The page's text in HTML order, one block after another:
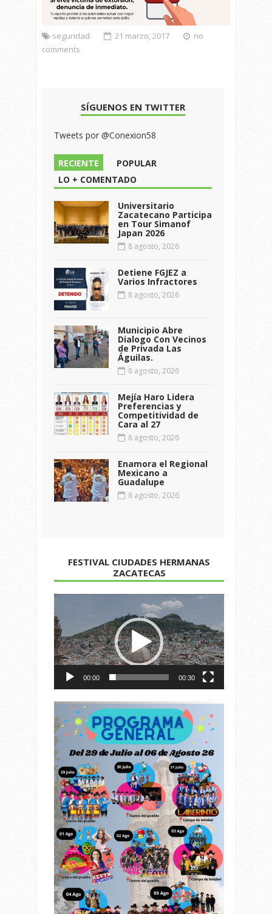
seguridad 21 marzo, 2017
no
comments
SÍGUENOS EN TWITTER
Tweets por @Conexion58
RECIENTE
POPULAR
LO + COMENTADO
Universitario
Zacatecano Participa
en Tour Simanof
Japan 2026
8 agosto, 2026
Detiene FGJEZ a
Varios Infractores
8 agosto, 2026
Municipio Abre
Dialogo Con Vecinos
de Privada Las
Águilas.
8 agosto, 2026
Mejía Haro Lidera
Preferencias y
Competitividad de
Cara al 27
8 agosto, 2026
Enamora el Regional
Mexicano a
Guadalupe
8 agosto, 2026
FESTIVAL CIUDADES HERMANAS
ZACATECAS
de
vídeo
00:00 00:30